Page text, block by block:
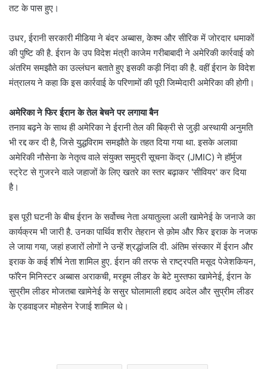
तट के पास हुए।
उधर, ईरानी सरकारी मीडिया ने बंदर अब्बास, केश्म और सीरिक में जोरदार धमाकों
की पुष्टि की है. ईरान के उप विदेश मंत्री काजेम गरीबाबादी ने अमेरिकी कार्रवाई को
अंतरिम समझौते का उल्लंघन बताते हुए इसकी कड़ी निंदा की है. वहीं ईरान के विदेश
मंत्रालय ने कहा कि इस कार्रवाई के परिणामों की पूरी जिम्मेदारी अमेरिका की होगी।
अमेरिका ने फिर ईरान के तेल बेचने पर लगाया बैन
तनाव बढ़ने के साथ ही अमेरिका ने ईरानी तेल की बिक्री से जुड़ी अस्थायी अनुमति
भी रद्द कर दी है, जिसे युद्धविराम समझौते के तहत दिया गया था. इसके अलावा
अमेरिकी नौसेना के नेतृत्व वाले संयुक्त समुद्री सूचना केंद्र (JMIC) ने हॉर्मुज
स्ट्रेट से गुजरने वाले जहाजों के लिए खतरे का स्तर बढ़ाकर 'सीवियर' कर दिया
है।
इस पूरी घटनी के बीच ईरान के सर्वोच्च नेता अयातुल्ला अली खामेनेई के जनाजे का
कार्यक्रम भी जारी है. उनका पार्थिव शरीर तेहरान से क़ोम और फिर इराक के नजफ
ले जाया गया, जहां हजारों लोगों ने उन्हें श्रद्धांजलि दी. अंतिम संस्कार में ईरान और
इराक के कई शीर्ष नेता शामिल हुए. ईरान की तरफ से राष्ट्रपति मसूद पेजेशकियन,
फॉरेन मिनिस्टर अब्बास अराकची, मरहूम लीडर के बेटे मुस्तफा खामेनेई, ईरान के
सुप्रीम लीडर मोजतबा खामेनेई के ससुर घोलामाली हद्दाद अदेल और सुप्रीम लीडर
के एडवाइजर मोहसेन रेजाई शामिल थे।